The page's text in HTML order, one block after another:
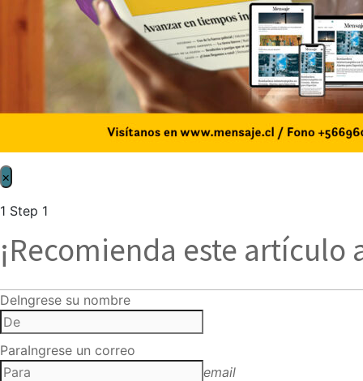
×
1 Step 1
¡Recomienda este artículo
DeIngrese su nombre
ParaIngrese un correo
email